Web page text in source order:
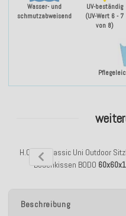
Wasser- und
schmutzabweisend
UV-beständig
(UV-Wert 6 - 7
von 8)
H.O.C.K. Classic Uni Outdoor
Bodenkissen BODO
Beschreibung